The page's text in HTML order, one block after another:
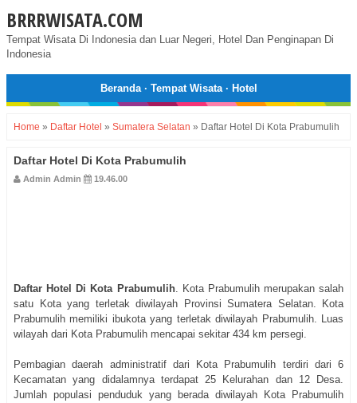
BRRRWISATA.COM
Tempat Wisata Di Indonesia dan Luar Negeri, Hotel Dan Penginapan Di
Indonesia
Beranda· Tempat Wisata· Hotel
Home » Daftar Hotel » Sumatera Selatan » Daftar Hotel Di Kota Prabumulih
Daftar Hotel Di Kota Prabumulih
Admin Admin 19.46.00
Daftar Hotel Di Kota Prabumulih. Kota Prabumulih merupakan salah
satu Kota yang terletak diwilayah Provinsi Sumatera Selatan. Kota
Prabumulih memiliki ibukota yang terletak diwilayah Prabumulih. Luas
wilayah dari Kota Prabumulih mencapai sekitar 434 km persegi.
Pembagian daerah administratif dari Kota Prabumulih terdiri dari 6
Kecamatan yang didalamnya terdapat 25 Kelurahan dan 12 Desa.
Jumlah populasi penduduk yang berada diwilayah Kota Prabumulih